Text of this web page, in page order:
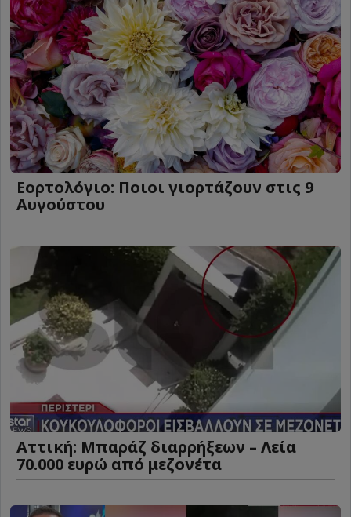
Εορτολόγιο: Ποιοι γιορτάζουν στις 9
Αυγούστου
Αττική: Μπαράζ διαρρήξεων – Λεία
70.000 ευρώ από μεζονέτα